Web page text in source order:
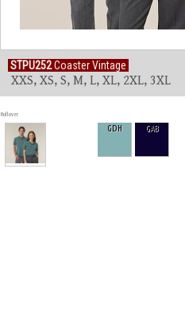
STPU252Coaster Vintage
XXS, XS, S, M, L, XL, 2XL, 3XL
Rollover
GDH GAB